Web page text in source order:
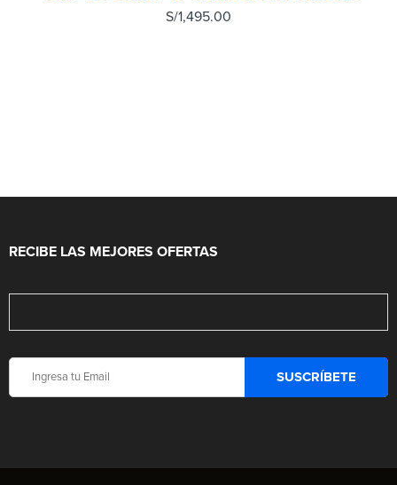
S/1,495.00
RECIBE LAS MEJORES OFERTAS